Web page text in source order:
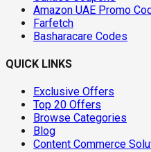
Amazon UAE Promo
Farfetch
Basharacare Codes
QUICK LINKS
Exclusive Offers
Top 20 Offers
Browse Categories
Blog
Content Commerce